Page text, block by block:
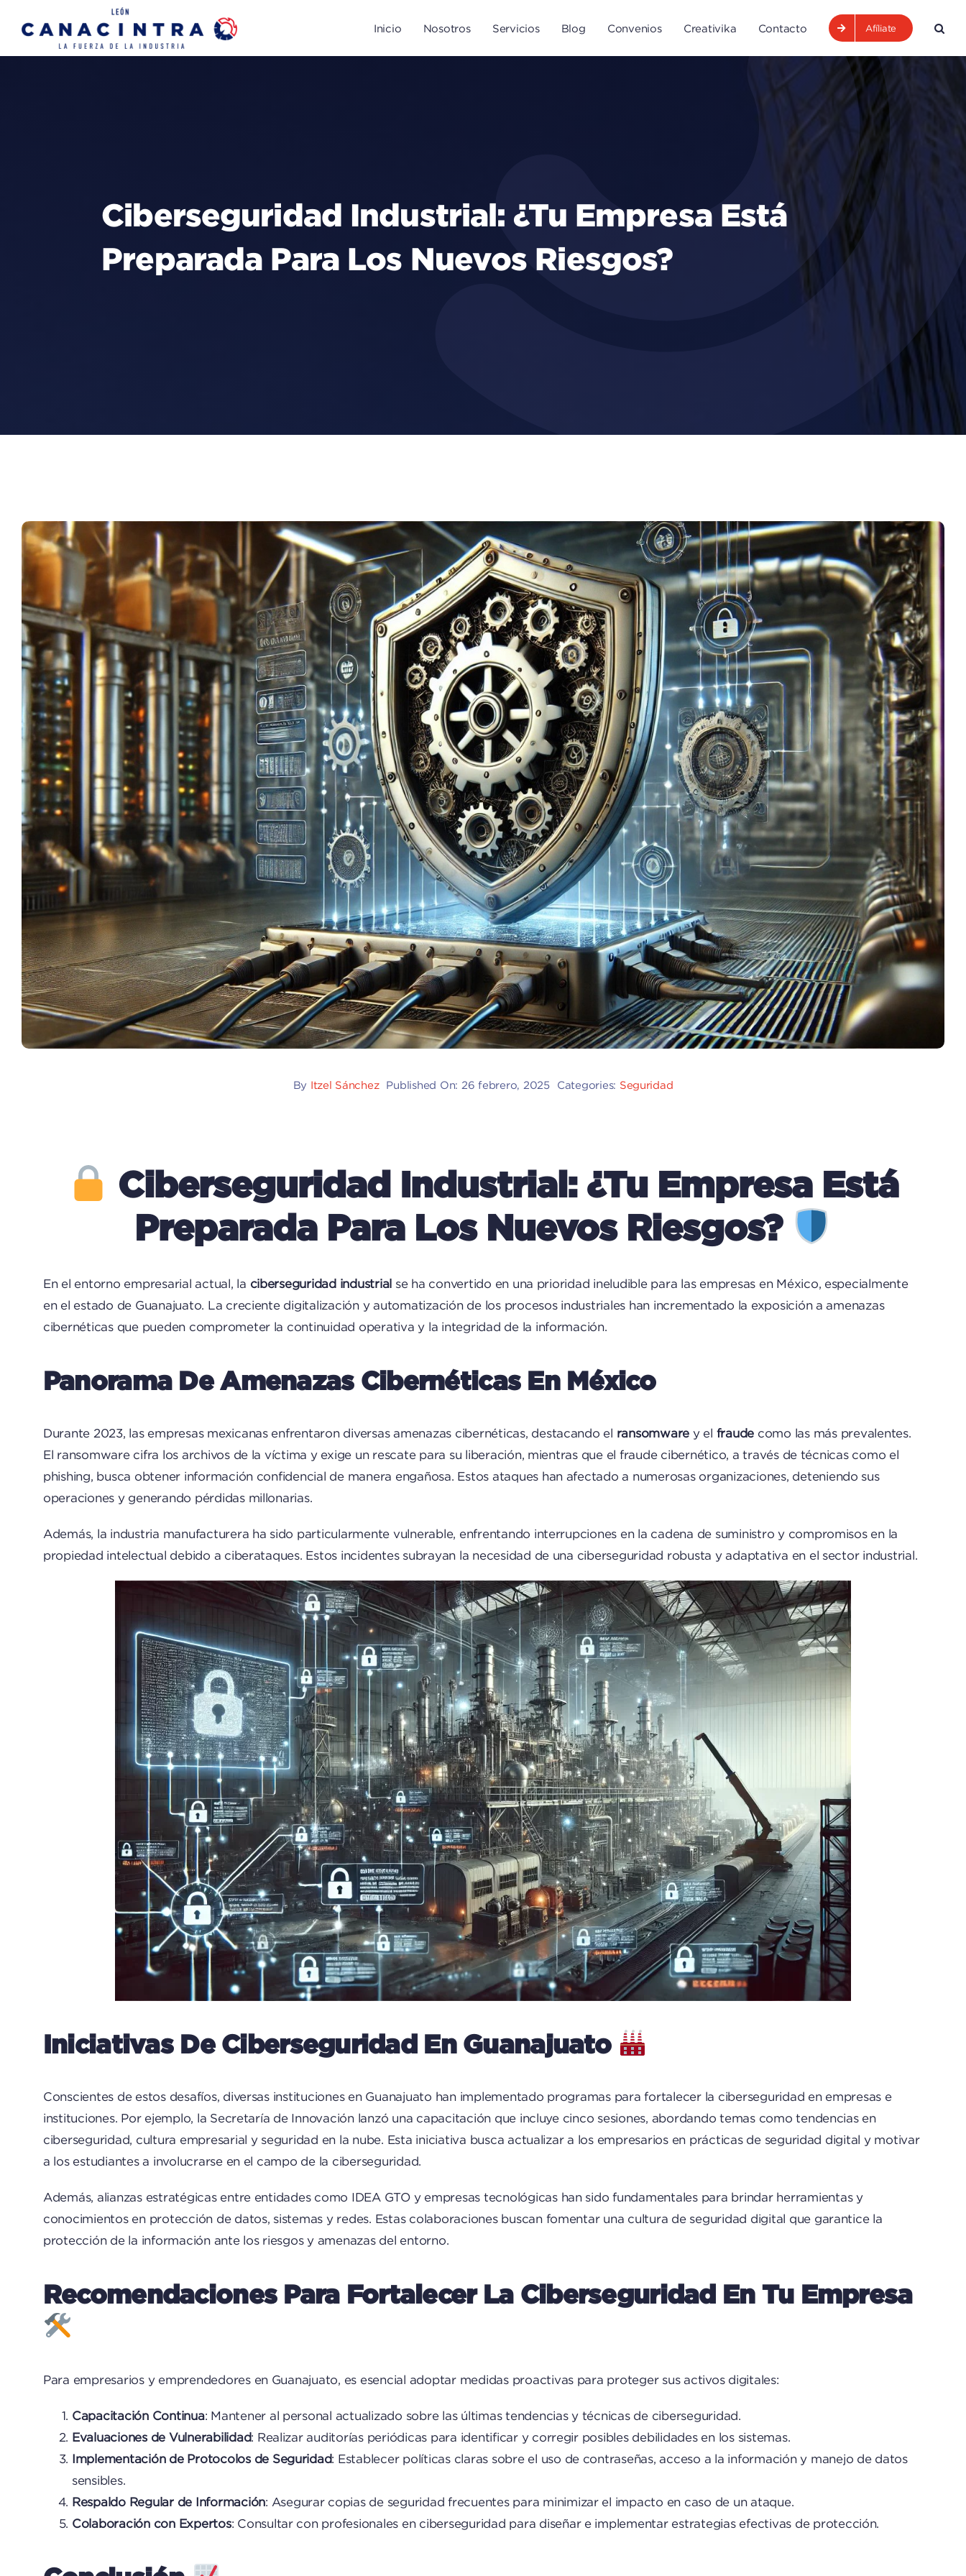
content
Inicio Nosotros Servicios Blog Convenios Creativika Contacto Afíliate
Ciberseguridad Industrial: ¿Tu Empresa Está
Preparada Para Los Nuevos Riesgos?
By Itzel Sánchez Published On: 26 febrero, 2025 Categories: Seguridad
Ciberseguridad Industrial: ¿Tu Empresa Está
Preparada Para Los Nuevos Riesgos?
En el entorno empresarial actual, la ciberseguridad industrial se ha convertido en una prioridad ineludible para las empresas en México, especialmente
en el estado de Guanajuato. La creciente digitalización y automatización de los procesos industriales han incrementado la exposición a amenazas
cibernéticas que pueden comprometer la continuidad operativa y la integridad de la información.
Panorama De Amenazas Cibernéticas En México
Durante 2023, las empresas mexicanas enfrentaron diversas amenazas cibernéticas, destacando el ransomware y el fraude como las más prevalentes.
El ransomware cifra los archivos de la víctima y exige un rescate para su liberación, mientras que el fraude cibernético, a través de técnicas como el
phishing, busca obtener información confidencial de manera engañosa. Estos ataques han afectado a numerosas organizaciones, deteniendo sus
operaciones y generando pérdidas millonarias.
Además, la industria manufacturera ha sido particularmente vulnerable, enfrentando interrupciones en la cadena de suministro y compromisos en la
propiedad intelectual debido a ciberataques. Estos incidentes subrayan la necesidad de una ciberseguridad robusta y adaptativa en el sector industrial.
Iniciativas De Ciberseguridad En Guanajuato
Conscientes de estos desafíos, diversas instituciones en Guanajuato han implementado programas para fortalecer la ciberseguridad en empresas e
instituciones. Por ejemplo, la Secretaría de Innovación lanzó una capacitación que incluye cinco sesiones, abordando temas como tendencias en
ciberseguridad, cultura empresarial y seguridad en la nube. Esta iniciativa busca actualizar a los empresarios en prácticas de seguridad digital y motivar
a los estudiantes a involucrarse en el campo de la ciberseguridad.
Además, alianzas estratégicas entre entidades como IDEA GTO y empresas tecnológicas han sido fundamentales para brindar herramientas y
conocimientos en protección de datos, sistemas y redes. Estas colaboraciones buscan fomentar una cultura de seguridad digital que garantice la
protección de la información ante los riesgos y amenazas del entorno.
Recomendaciones Para Fortalecer La Ciberseguridad En Tu Empresa
Para empresarios y emprendedores en Guanajuato, es esencial adoptar medidas proactivas para proteger sus activos digitales:
Capacitación Continua: Mantener al personal actualizado sobre las últimas tendencias y técnicas de ciberseguridad.
Evaluaciones de Vulnerabilidad: Realizar auditorías periódicas para identificar y corregir posibles debilidades en los sistemas.
Implementación de Protocolos de Seguridad: Establecer políticas claras sobre el uso de contraseñas, acceso a la información y manejo de datos
sensibles.
Respaldo Regular de Información: Asegurar copias de seguridad frecuentes para minimizar el impacto en caso de un ataque.
Colaboración con Expertos: Consultar con profesionales en ciberseguridad para diseñar e implementar estrategias efectivas de protección.